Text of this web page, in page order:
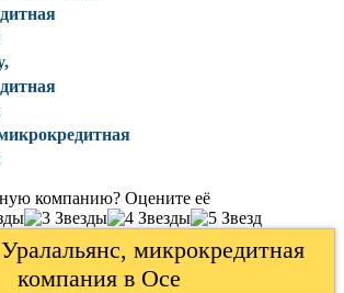
компанию? Оцените её
микрокредитная
компания в Осе